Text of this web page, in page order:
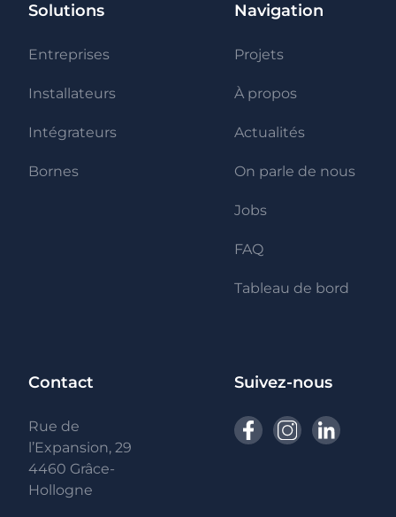
Solutions
Entreprises
Installateurs
Intégrateurs
Bornes
Navigation
Projets
À propos
Actualités
On parle de nous
Jobs
FAQ
Tableau de bord
Contact
Rue de
l’Expansion, 29
4460 Grâce-
Hollogne
Suivez-nous